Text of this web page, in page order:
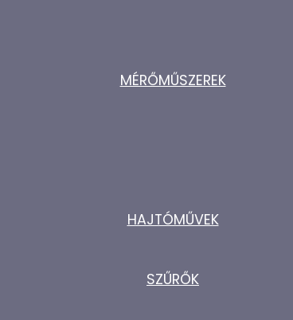
MÉRŐMŰSZEREK
HAJTÓMŰVEK
SZŰRŐK